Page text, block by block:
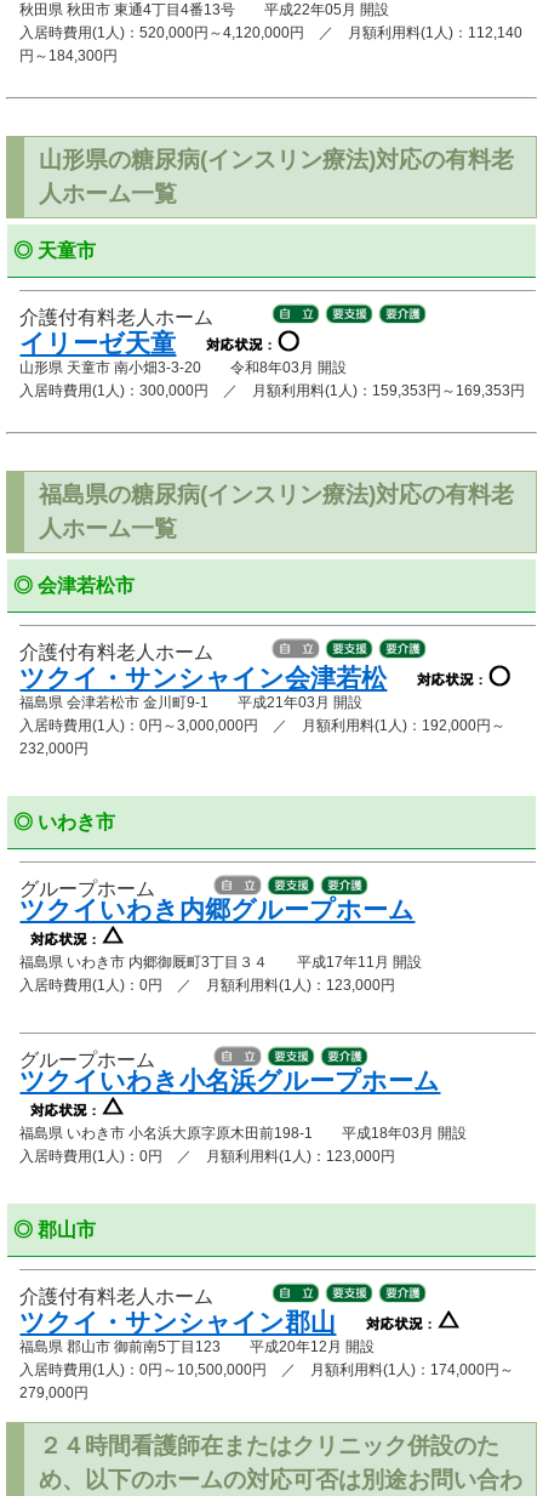
秋田県 秋田市 東通4丁目4番13号 平成22年05月 開設
入居時費用(1人)：520,000円～4,120,000円 ／ 月額利用料(1人)：112,140
円～184,300円
山形県の糖尿病(インスリン療法)対応の有料老
人ホーム一覧
◎ 天童市
介護付有料老人ホーム
イリーゼ天童
山形県 天童市 南小畑3-3-20 令和8年03月 開設
入居時費用(1人)：300,000円 ／ 月額利用料(1人)：159,353円～169,353円
福島県の糖尿病(インスリン療法)対応の有料老
人ホーム一覧
◎ 会津若松市
介護付有料老人ホーム
ツクイ・サンシャイン会津若松
福島県 会津若松市 金川町9-1 平成21年03月 開設
入居時費用(1人)：0円～3,000,000円 ／ 月額利用料(1人)：192,000円～
232,000円
◎ いわき市
グループホーム
ツクイいわき内郷グループホーム
福島県 いわき市 内郷御厩町3丁目３４ 平成17年11月 開設
入居時費用(1人)：0円 ／ 月額利用料(1人)：123,000円
グループホーム
ツクイいわき小名浜グループホーム
福島県 いわき市 小名浜大原字原木田前198-1 平成18年03月 開設
入居時費用(1人)：0円 ／ 月額利用料(1人)：123,000円
◎ 郡山市
介護付有料老人ホーム
ツクイ・サンシャイン郡山
福島県 郡山市 御前南5丁目123 平成20年12月 開設
入居時費用(1人)：0円～10,500,000円 ／ 月額利用料(1人)：174,000円～
279,000円
２４時間看護師在またはクリニック併設のた
め、以下のホームの対応可否は別途お問い合わ